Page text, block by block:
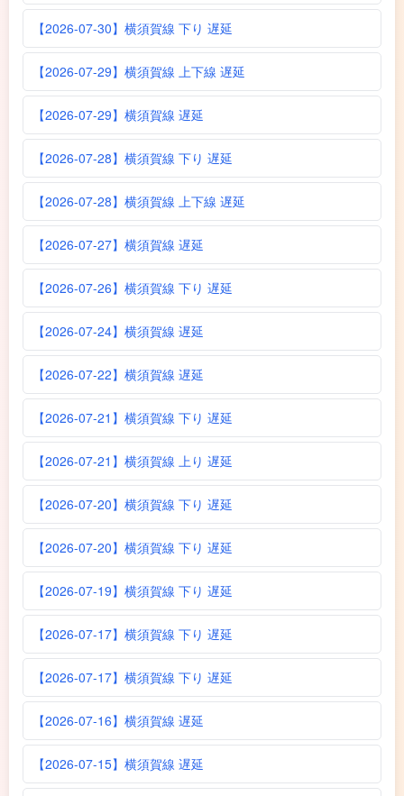
【2026-07-30】横須賀線 下り 遅延
【2026-07-29】横須賀線 上下線 遅延
【2026-07-29】横須賀線 遅延
【2026-07-28】横須賀線 下り 遅延
【2026-07-28】横須賀線 上下線 遅延
【2026-07-27】横須賀線 遅延
【2026-07-26】横須賀線 下り 遅延
【2026-07-24】横須賀線 遅延
【2026-07-22】横須賀線 遅延
【2026-07-21】横須賀線 下り 遅延
【2026-07-21】横須賀線 上り 遅延
【2026-07-20】横須賀線 下り 遅延
【2026-07-20】横須賀線 下り 遅延
【2026-07-19】横須賀線 下り 遅延
【2026-07-17】横須賀線 下り 遅延
【2026-07-17】横須賀線 下り 遅延
【2026-07-16】横須賀線 遅延
【2026-07-15】横須賀線 遅延